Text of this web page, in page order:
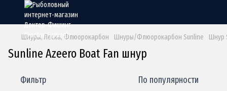
Шнуры, Леска, Флюорокарбон Шнуры/Флюорокарбон Sunline Шнур
Sunline Azeero Boat Fan шнур
Фильтр По популярности